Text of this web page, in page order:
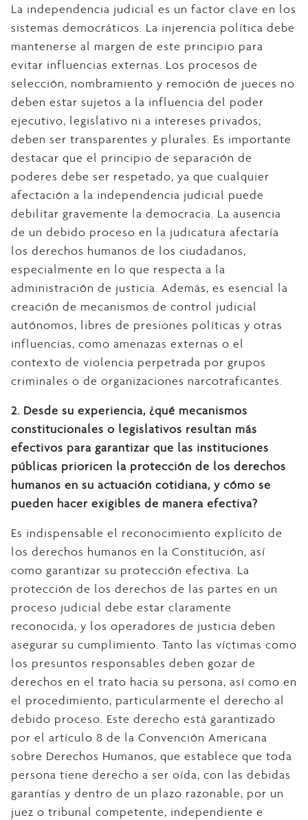
La independencia judicial es un factor clave en los
sistemas democráticos. La injerencia política debe
mantenerse al margen de este principio para
evitar influencias externas. Los procesos de
selección, nombramiento y remoción de jueces no
deben estar sujetos a la influencia del poder
ejecutivo, legislativo ni a intereses privados;
deben ser transparentes y plurales. Es importante
destacar que el principio de separación de
poderes debe ser respetado, ya que cualquier
afectación a la independencia judicial puede
debilitar gravemente la democracia. La ausencia
de un debido proceso en la judicatura afectaría
los derechos humanos de los ciudadanos,
especialmente en lo que respecta a la
administración de justicia. Además, es esencial la
creación de mecanismos de control judicial
autónomos, libres de presiones políticas y otras
influencias, como amenazas externas o el
contexto de violencia perpetrada por grupos
criminales o de organizaciones narcotraficantes.
2. Desde su experiencia, ¿qué mecanismos
constitucionales o legislativos resultan más
efectivos para garantizar que las instituciones
públicas prioricen la protección de los derechos
humanos en su actuación cotidiana, y cómo se
pueden hacer exigibles de manera efectiva?
Es indispensable el reconocimiento explícito de
los derechos humanos en la Constitución, así
como garantizar su protección efectiva. La
protección de los derechos de las partes en un
proceso judicial debe estar claramente
reconocida, y los operadores de justicia deben
asegurar su cumplimiento. Tanto las víctimas como
los presuntos responsables deben gozar de
derechos en el trato hacia su persona, así como en
el procedimiento, particularmente el derecho al
debido proceso. Este derecho está garantizado
por el artículo 8 de la Convención Americana
sobre Derechos Humanos, que establece que toda
persona tiene derecho a ser oída, con las debidas
garantías y dentro de un plazo razonable, por un
juez o tribunal competente, independiente e